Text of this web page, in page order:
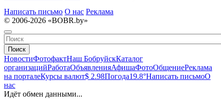
Написать письмо О нас Реклама
© 2006-2026 «BOBR.by»
Поиск
НовостиФотофактНаш БобруйскКаталог
организацийРаботаОбъявленияАфишаФотоОбщениеРеклама
на порталеКурсы валют$ 2.98Погода19.8°Написать письмоО
нас
Идёт обмен данными...